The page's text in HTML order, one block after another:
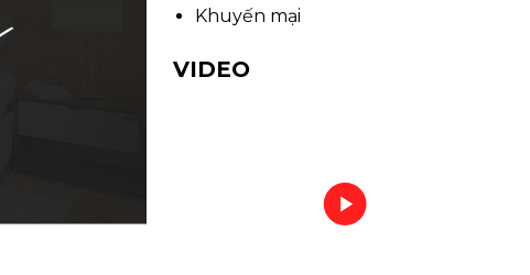
Khuyến mại
VIDEO